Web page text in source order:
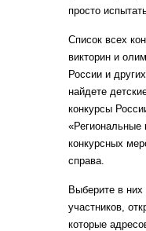
просто
Список всех
викторин и
России и
найдете
конкурсы
«Региональные
конкурсных
справа.
Выберите в
участников,
которые